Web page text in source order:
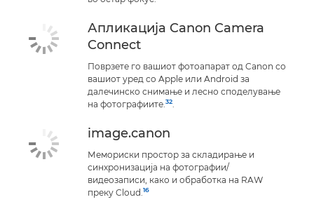
Апликација Canon Camera
Connect
Поврзете го вашиот фотоапарат од Canon со
вашиот уред со Apple или Android за
далечинско снимање и лесно споделување
на фотографиите. 32
image.canon
Мемориски простор за складирање и
синхронизација на фотографии/
видеозаписи, како и обработка на RAW
преку Cloud. 16